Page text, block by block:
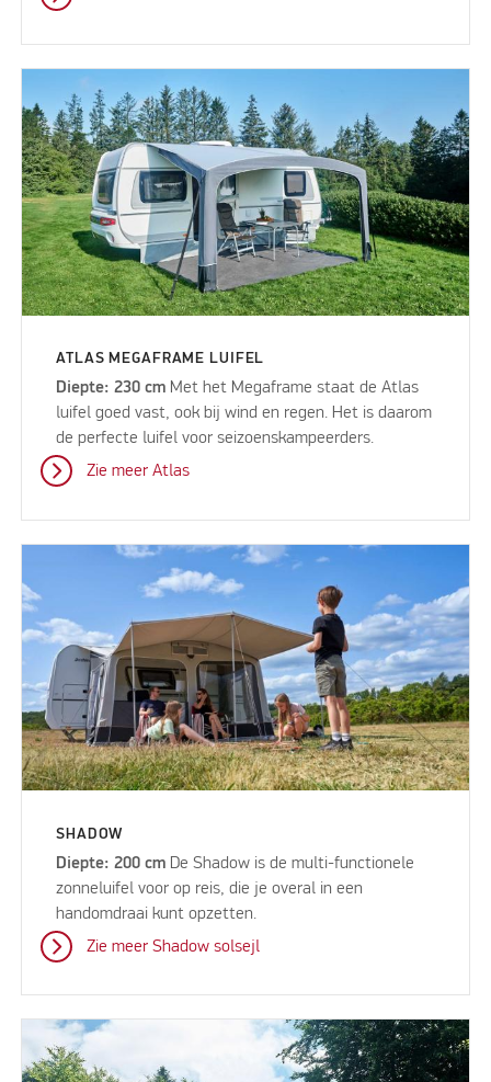
ATLAS MEGAFRAME LUIFEL
Diepte: 230 cm Met het Megaframe staat de Atlas
luifel goed vast, ook bij wind en regen. Het is daarom
de perfecte luifel voor seizoenskampeerders.
Zie meer Atlas
SHADOW
Diepte: 200 cm De Shadow is de multi-functionele
zonneluifel voor op reis, die je overal in een
handomdraai kunt opzetten.
Zie meer Shadow solsejl